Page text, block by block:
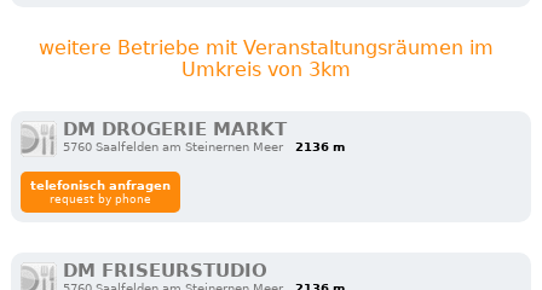
weitere Betriebe mit Veranstaltungsräumen im
Umkreis von 3km
DM DROGERIE MARKT
5760 Saalfelden am Steinernen Meer 2136 m
telefonisch anfragen
request by phone
DM FRISEURSTUDIO